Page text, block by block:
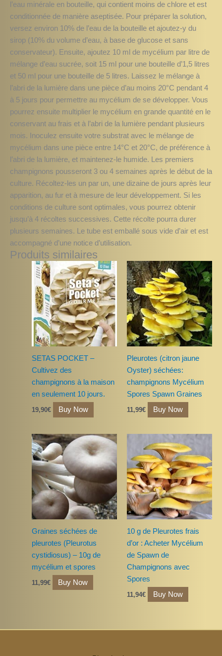
l’eau minérale en bouteille, qui contient moins de chlore et est
conditionnée de manière aseptisée. Pour préparer la solution,
versez environ 10% de l’eau de la bouteille et ajoutez-y du
sirop (10% du volume d’eau, à base de glucose et sans
conservateur). Ensuite, ajoutez 10 ml de mycélium par litre de
mélange d’eau sucrée, soit 15 ml pour une bouteille d’1,5 litres
et 50 ml pour une bouteille de 5 litres. Laissez le mélange à
l’abri de la lumière dans une pièce d’au moins 20°C pendant 4
à 5 jours pour permettre au mycélium de se développer. Vous
pourrez ensuite multiplier le mycélium en grande quantité en le
conservant au frais et à l’abri de la lumière pendant plusieurs
mois. Inoculez ensuite votre substrat avec le mélange de
mycélium dans une pièce entre 14°C et 20°C, de préférence à
l’abri de la lumière, et maintenez-le humide. Les premiers
champignons pousseront 3 ou 4 semaines après le début de la
culture. Récoltez-les un par un, une dizaine de jours après leur
apparition, au fur et à mesure de leur développement. Si les
conditions de culture sont optimales, vous pourrez obtenir
jusqu’à 4 récoltes successives. Cette récolte pourra durer
plusieurs semaines. Le tube est emballé sous vide d’air et est
accompagné d’une notice d’utilisation.
Produits similaires
SETAS POCKET –
Cultivez des
champignons à la maison
en seulement 10 jours.
19,90€ Buy Now
Pleurotes (citron jaune
Oyster) séchées:
champignons Mycélium
Spores Spawn Graines
11,99€ Buy Now
Graines séchées de
pleurotes (Pleurotus
cystidiosus) – 10g de
mycélium et spores
11,99€ Buy Now
10 g de Pleurotes frais
d’or : Acheter Mycélium
de Spawn de
Champignons avec
Spores
11,94€ Buy Now